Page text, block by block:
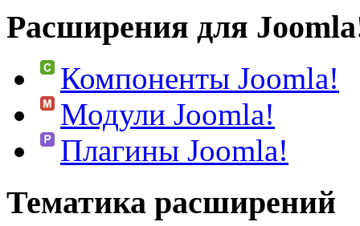
Расширения для
Компоненты Joomla!
Модули Joomla!
Плагины Joomla!
Тематика расширений